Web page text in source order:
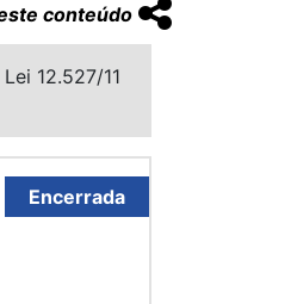
conteúdo
12.527/11
Encerrada